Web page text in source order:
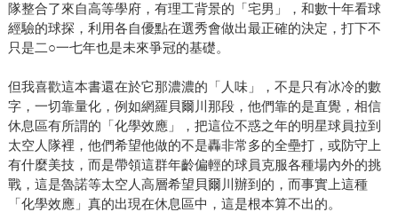
隊整合了來自高等學府，有理工背景的「宅男」，和數十年看球
經驗的球探，利用各自優點在選秀會做出最正確的決定，打下不
只是二○一七年也是未來爭冠的基礎。
但我喜歡這本書還在於它那濃濃的「人味」，不是只有冰冷的數
字，一切靠量化，例如網羅貝爾川那段，他們靠的是直覺，相信
休息區有所謂的「化學效應」，把這位不惑之年的明星球員拉到
太空人隊裡，他們希望他做的不是轟非常多的全壘打，或防守上
有什麼美技，而是帶領這群年齡偏輕的球員克服各種場內外的挑
戰，這是魯諾等太空人高層希望貝爾川辦到的，而事實上這種
「化學效應」真的出現在休息區中，這是根本算不出的。